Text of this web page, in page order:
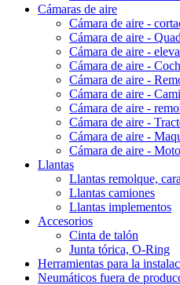
Cámaras de aire
Cámara de aire -
Cámara de aire -
Cámara de aire -
Cámara de aire -
Cámara de aire -
Cámara de aire -
Cámara de aire -
Cámara de aire -
Cámara de aire -
Cámara de aire -
Llantas
Llantas remolque,
Llantas camiones
Llantas implementos
Accesorios
Cinta de talón
Junta tórica, O-Ring
Herramientas para la
Neumáticos fuera de